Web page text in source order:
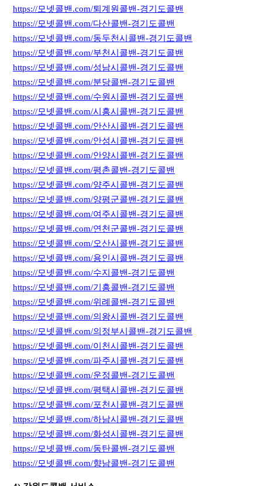
https://모넷콜밴.com/퇴계원콜밴-경기도콜밴
https://모넷콜밴.com/다산콜밴-경기도콜밴
https://모넷콜밴.com/동두천시콜밴-경기도콜밴
https://모넷콜밴.com/부천시콜밴-경기도콜밴
https://모넷콜밴.com/성남시콜밴-경기도콜밴
https://모넷콜밴.com/분당콜밴-경기도콜밴
https://모넷콜밴.com/수원시콜밴-경기도콜밴
https://모넷콜밴.com/시흥시콜밴-경기도콜밴
https://모넷콜밴.com/안산시콜밴-경기도콜밴
https://모넷콜밴.com/안성시콜밴-경기도콜밴
https://모넷콜밴.com/안양시콜밴-경기도콜밴
https://모넷콜밴.com/평촌콜밴-경기도콜밴
https://모넷콜밴.com/양주시콜밴-경기도콜밴
https://모넷콜밴.com/양평군콜밴-경기도콜밴
https://모넷콜밴.com/여주시콜밴-경기도콜밴
https://모넷콜밴.com/연천군콜밴-경기도콜밴
https://모넷콜밴.com/오산시콜밴-경기도콜밴
https://모넷콜밴.com/용인시콜밴-경기도콜밴
https://모넷콜밴.com/수지콜밴-경기도콜밴
https://모넷콜밴.com/기흥콜밴-경기도콜밴
https://모넷콜밴.com/위례콜밴-경기도콜밴
https://모넷콜밴.com/의왕시콜밴-경기도콜밴
https://모넷콜밴.com/의정부시콜밴-경기도콜밴
https://모넷콜밴.com/이천시콜밴-경기도콜밴
https://모넷콜밴.com/파주시콜밴-경기도콜밴
https://모넷콜밴.com/운정콜밴-경기도콜밴
https://모넷콜밴.com/평택시콜밴-경기도콜밴
https://모넷콜밴.com/포천시콜밴-경기도콜밴
https://모넷콜밴.com/하남시콜밴-경기도콜밴
https://모넷콜밴.com/화성시콜밴-경기도콜밴
https://모넷콜밴.com/동탄콜밴-경기도콜밴
https://모넷콜밴.com/향남콜밴-경기도콜밴